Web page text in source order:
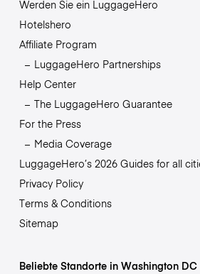
Werden Sie ein LuggageHero
Hotelshero
Affiliate Program
LuggageHero Partnerships
Help Center
The LuggageHero Guarantee
For the Press
Media Coverage
LuggageHero’s 2026 Guides for all
Privacy Policy
Terms & Conditions
Sitemap
Beliebte Standorte in Washington DC